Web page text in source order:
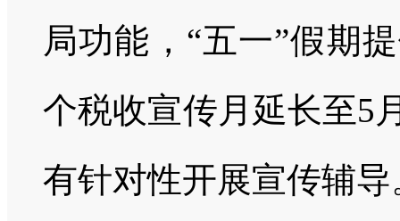
局功能，“五一”假期
个税收宣传月延长至5
有针对性开展宣传辅导